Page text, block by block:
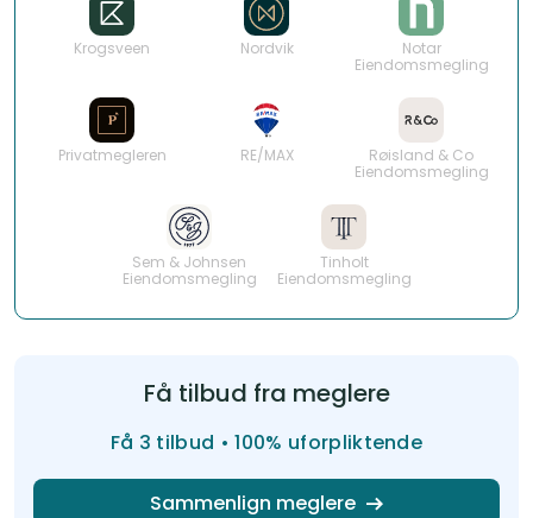
Krogsveen Nordvik
Notar
Eiendomsmegling
Privatmegleren RE/MAX
Røisland & Co
Eiendomsmegling
Sem & Johnsen
Eiendomsmegling
Tinholt
Eiendomsmegling
Få tilbud fra meglere
Få 3 tilbud • 100% uforpliktende
Sammenlign meglere